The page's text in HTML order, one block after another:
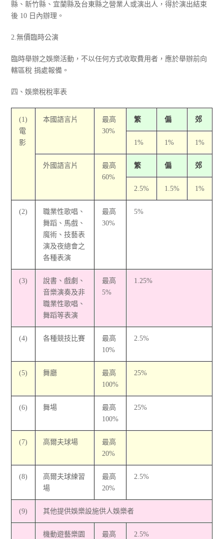
縣、新竹縣、宜蘭縣及台東縣之營業人或演出人，得於演出結束
後 10 日內辦理。
2.無價臨時公演
臨時舉辦之娛樂活動，不以任何方式收取費用者，應於舉辦前向
轄區稅 捐處報備。
四、娛樂稅稅率表
(1)
電
影
本國語言片
最高
30%
繁 偏 郊
1% 1% 1%
外國語言片
最高
60%
繁 偏 郊
2.5% 1.5% 1%
(2)
職業性歌唱、
舞蹈、馬戲、
魔術、技藝表
演及夜總會之
各種表演
最高
30%
5%
(3)
說書、戲劇、
音樂演奏及非
職業性歌唱、
舞蹈等表演
最高
5%
1.25%
(4) 各種競技比賽
最高
10%
2.5%
(5) 舞廳
最高
100%
25%
(6) 舞場
最高
100%
25%
(7) 高爾夫球場
最高
20%
(8)
高爾夫球練習
場
最高
20%
2.5%
(9) 其他提供娛樂設施供人娛樂者
機動遊藝樂園
最高
2.5%